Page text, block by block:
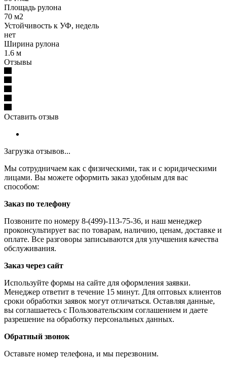
Площадь рулона
70 м2
Устойчивость к УФ, недель
нет
Ширина рулона
1.6 м
Отзывы
Оставить отзыв
Загрузка отзывов...
Мы сотрудничаем как с физическими, так и с юридическими
лицами. Вы можете оформить заказ удобным для вас
способом:
Заказ по телефону
Позвоните по номеру 8-(499)-113-75-36, и наш менеджер
проконсультирует вас по товарам, наличию, ценам, доставке и
оплате. Все разговоры записываются для улучшения качества
обслуживания.
Заказ через сайт
Используйте формы на сайте для оформления заявки.
Менеджер ответит в течение 15 минут. Для оптовых клиентов
сроки обработки заявок могут отличаться. Оставляя данные,
вы соглашаетесь с Пользовательским соглашением и даете
разрешение на обработку персональных данных.
Обратный звонок
Оставьте номер телефона, и мы перезвоним.